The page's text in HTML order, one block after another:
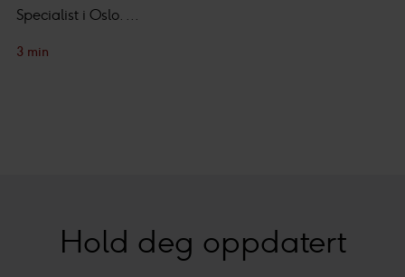
Specialist i Oslo. ...
3 min
Hold deg oppdatert